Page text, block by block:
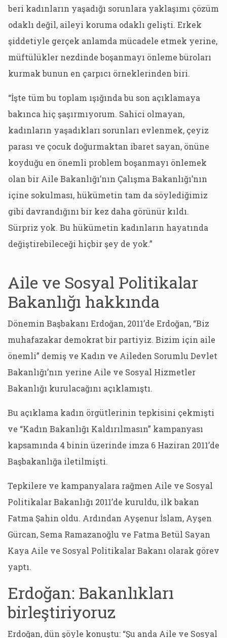
beri kadınların yaşadığı sorunlara yaklaşımı çözüm
odaklı değil, aileyi koruma odaklı gelişti. Erkek
şiddetiyle gerçek anlamda mücadele etmek yerine,
müftülükler nezdinde boşanmayı önleme büroları
kurmak bunun en çarpıcı örneklerinden biri.
“İşte tüm bu toplam ışığında bu son açıklamaya
bakınca hiç şaşırmıyorum. Sahici olmayan,
kadınların yaşadıkları sorunları evlenmek, çeyiz
parası ve çocuk doğurmaktan ibaret sayan, önüne
koyduğu en önemli problem boşanmayı önlemek
olan bir Aile Bakanlığı’nın Çalışma Bakanlığı’nın
içine sokulması, hükümetin tam da söylediğimiz
gibi davrandığını bir kez daha görünür kıldı.
Sürpriz yok. Bu hükümetin kadınların hayatında
değiştirebileceği hiçbir şey de yok.”
Aile ve Sosyal Politikalar
Bakanlığı hakkında
Dönemin Başbakanı Erdoğan, 2011’de Erdoğan, “Biz
muhafazakar demokrat bir partiyiz. Bizim için aile
önemli” demiş ve Kadın ve Aileden Sorumlu Devlet
Bakanlığı’nın yerine Aile ve Sosyal Hizmetler
Bakanlığı kurulacağını açıklamıştı.
Bu açıklama kadın örgütlerinin tepkisini çekmişti
ve “Kadın Bakanlığı Kaldırılmasın” kampanyası
kapsamında 4 binin üzerinde imza 6 Haziran 2011’de
Başbakanlığa iletilmişti.
Tepkilere ve kampanyalara rağmen Aile ve Sosyal
Politikalar Bakanlığı 2011’de kuruldu, ilk bakan
Fatma Şahin oldu. Ardından Ayşenur İslam, Ayşen
Gürcan, Sema Ramazanoğlu ve Fatma Betül Sayan
Kaya Aile ve Sosyal Politikalar Bakanı olarak görev
yaptı.
Erdoğan: Bakanlıkları
birleştiriyoruz
Erdoğan, dün şöyle konuştu: “Şu anda Aile ve Sosyal